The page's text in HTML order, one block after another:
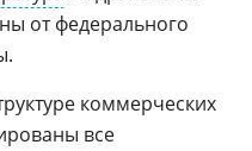
от федерального
коммерческих
все